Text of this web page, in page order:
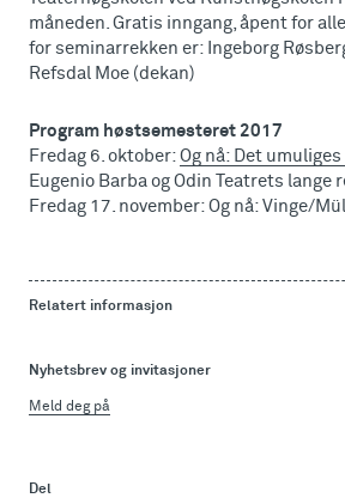
måneden. Gratis inngang, åpent for
for seminarrekken er: Ingeborg
Refsdal Moe (dekan)
Program høstsemesteret 2017
Fredag 6. oktober: Og nå: Det
Eugenio Barba og Odin Teatrets lange
Fredag 17. november: Og nå: Vinge/
Relatert informasjon
Nyhetsbrev og invitasjoner
Meld deg på
Del